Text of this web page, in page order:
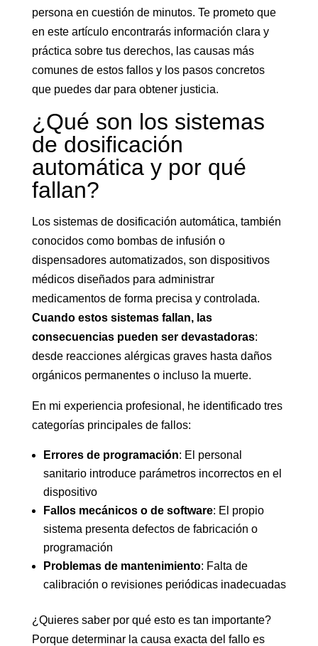
persona en cuestión de minutos. Te prometo que
en este artículo encontrarás información clara y
práctica sobre tus derechos, las causas más
comunes de estos fallos y los pasos concretos
que puedes dar para obtener justicia.
¿Qué son los sistemas
de dosificación
automática y por qué
fallan?
Los sistemas de dosificación automática, también
conocidos como bombas de infusión o
dispensadores automatizados, son dispositivos
médicos diseñados para administrar
medicamentos de forma precisa y controlada.
Cuando estos sistemas fallan, las
consecuencias pueden ser devastadoras:
desde reacciones alérgicas graves hasta daños
orgánicos permanentes o incluso la muerte.
En mi experiencia profesional, he identificado tres
categorías principales de fallos:
Errores de programación: El personal
sanitario introduce parámetros incorrectos en el
dispositivo
Fallos mecánicos o de software: El propio
sistema presenta defectos de fabricación o
programación
Problemas de mantenimiento: Falta de
calibración o revisiones periódicas inadecuadas
¿Quieres saber por qué esto es tan importante?
Porque determinar la causa exacta del fallo es